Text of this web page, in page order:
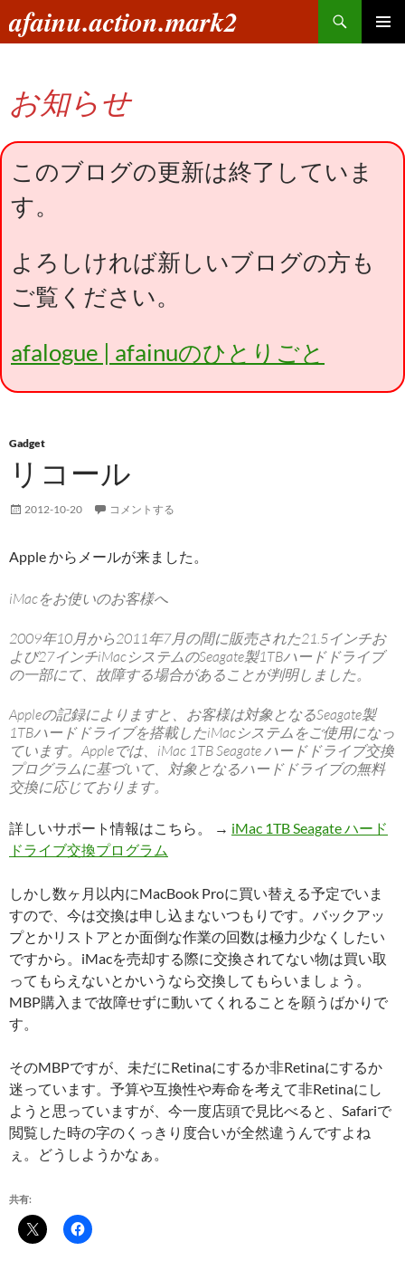
ン
へ
ス
キ
プ
afainu.action.mark2
索
お知らせ
このブログの更新は終了していま
す。
よろしければ新しいブログの方も
ご覧ください。
afalogue | afainuのひとりごと
Gadget
リコール
2012-10-20 コメントする
Apple からメールが来ました。
iMacをお使いのお客様へ
2009年10月から2011年7月の間に販売された21.5インチお
よび27インチiMacシステムのSeagate製1TBハードドライブ
の一部にて、故障する場合があることが判明しました。
Appleの記録によりますと、お客様は対象となるSeagate製
1TBハードドライブを搭載したiMacシステムをご使用になっ
ています。Appleでは、iMac 1TB Seagate ハードドライブ交換
プログラムに基づいて、対象となるハードドライブの無料
交換に応じております。
詳しいサポート情報はこちら。 → iMac 1TB Seagate ハード
ドライブ交換プログラム
しかし数ヶ月以内にMacBook Proに買い替える予定でいま
すので、今は交換は申し込まないつもりです。バックアッ
プとかリストアとか面倒な作業の回数は極力少なくしたい
ですから。iMacを売却する際に交換されてない物は買い取
ってもらえないとかいうなら交換してもらいましょう。
MBP購入まで故障せずに動いてくれることを願うばかりで
す。
そのMBPですが、未だにRetinaにするか非Retinaにするか
迷っています。予算や互換性や寿命を考えて非Retinaにし
ようと思っていますが、今一度店頭で見比べると、Safariで
閲覧した時の字のくっきり度合いが全然違うんですよね
ぇ。どうしようかなぁ。
共有: